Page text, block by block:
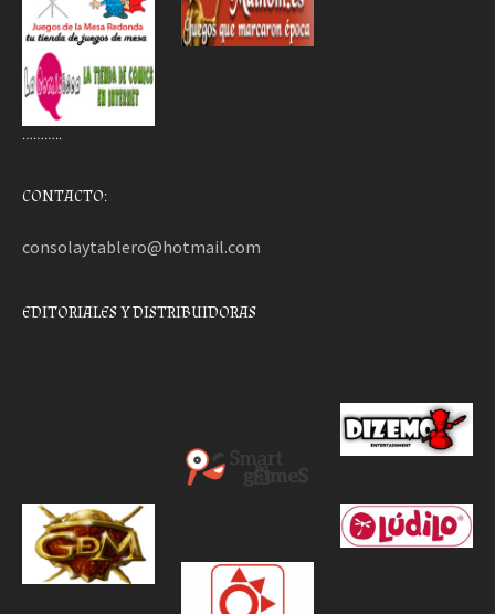
………..
CONTACTO:
consolaytablero@hotmail.com
EDITORIALES Y DISTRIBUIDORAS